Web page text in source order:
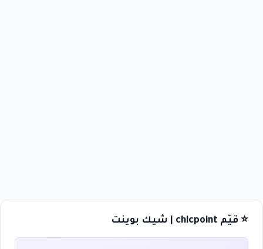
⭐ قيّم chicpoint | شيك بوينت